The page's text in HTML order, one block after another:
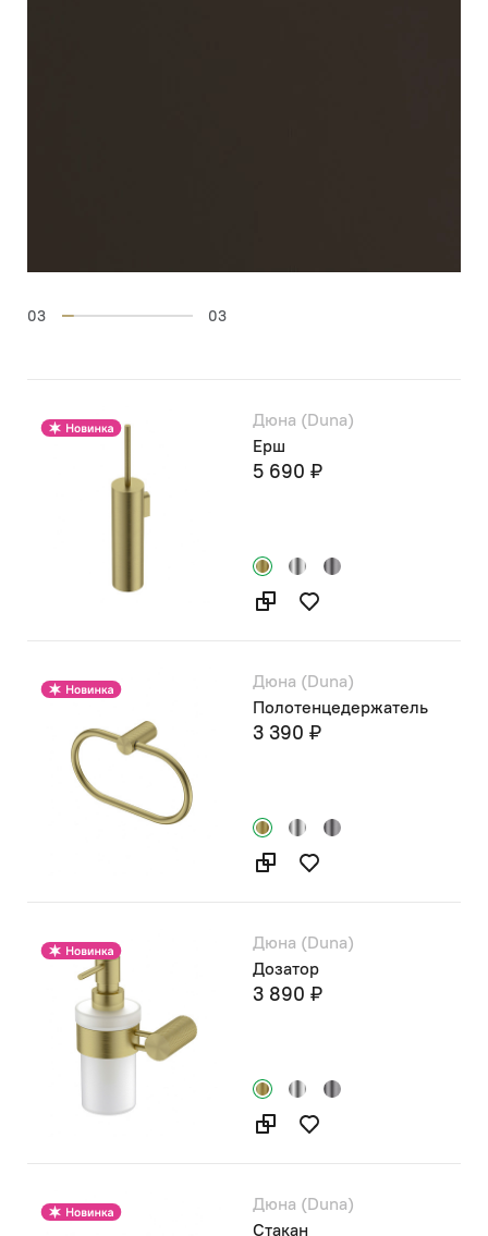
03 03
Дюна (Duna)
Ерш
5 690 ₽
Дюна (Duna)
Полотенцедержатель
3 390 ₽
Дюна (Duna)
Дозатор
3 890 ₽
Дюна (Duna)
Стакан